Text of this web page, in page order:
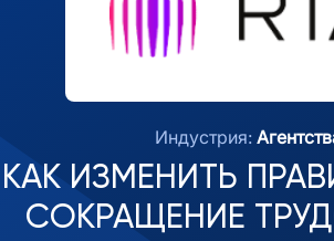
Индустрия:
КАК ИЗМЕНИТЬ
СОКРАЩЕНИЕ